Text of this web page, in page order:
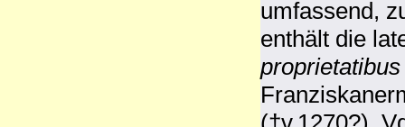
umfassend,
enthält die